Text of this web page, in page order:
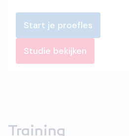
Start je proefles
Studie bekijken
Training